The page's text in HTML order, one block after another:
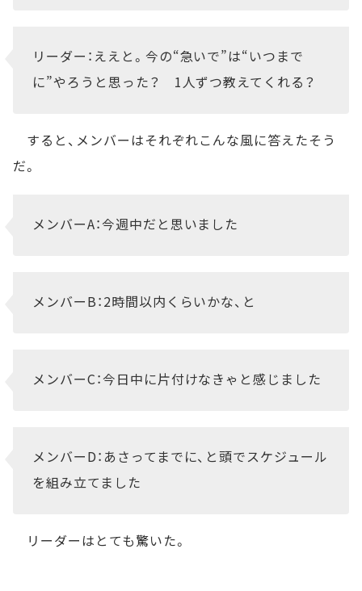
リーダー：ええと。今の“急いで”は“いつまで
に”やろうと思った？ 1人ずつ教えてくれる？
すると、メンバーはそれぞれこんな風に答えたそう
だ。
メンバーA：今週中だと思いました
メンバーB：2時間以内くらいかな、と
メンバーC：今日中に片付けなきゃと感じました
メンバーD：あさってまでに、と頭でスケジュール
を組み立てました
リーダーはとても驚いた。